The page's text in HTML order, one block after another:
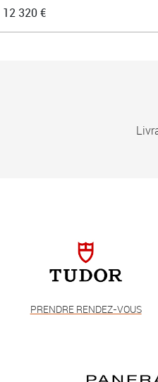
12 320 €
PRENDRE RENDEZ-VOUS